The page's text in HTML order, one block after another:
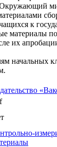
к
материалы
их
начальных